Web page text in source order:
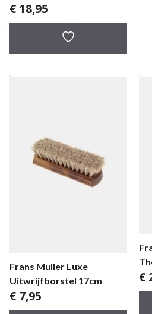
€ 18,95
Frans Muller Luxe
Uitwrijfborstel 17cm
€ 7,95
€